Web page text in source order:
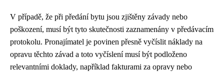
V případě, že při předání bytu jsou zjištěny závady nebo
poškození, musí být tyto skutečnosti zaznamenány v předávacím
protokolu. Pronajímatel je povinen přesně vyčíslit náklady na
opravu těchto závad a toto vyčíslení musí být podloženo
relevantními doklady, například fakturami za opravy nebo